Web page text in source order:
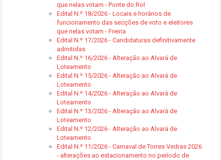
que nelas votam - Ponte do Rol
Edital N.º 18/2026 - Locais e horários de
funcionamento das secções de voto e eleitores
que nelas votam - Freiria
Edital N.º 17/2026 - Candidaturas definitivamente
admitidas
Edital N.º 16/2026 - Alteração ao Alvará de
Loteamento
Edital N.º 15/2026 - Alteração ao Alvará de
Loteamento
Edital N.º 14/2026 - Alteração ao Alvará de
Loteamento
Edital N.º 13/2026 - Alteração ao Alvará de
Loteamento
Edital N.º 12/2026 - Alteração ao Alvará de
Loteamento
Edital N.º 11/2026 - Carnaval de Torres Vedras 2026
- alterações ao estacionamento no período de